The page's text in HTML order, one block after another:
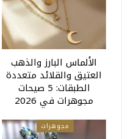
الألماس البارز والذهب
العتيق والقلائد متعددة
الطبقات: 5 صيحات
مجوهرات في 2026
مجوهرات